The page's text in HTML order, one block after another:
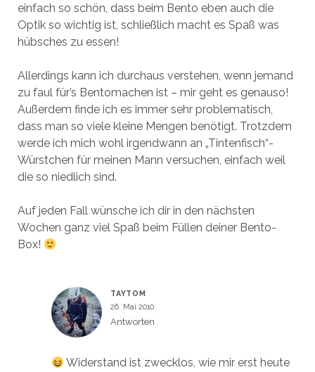
einfach so schön, dass beim Bento eben auch die
Optik so wichtig ist, schließlich macht es Spaß was
hübsches zu essen!
Allerdings kann ich durchaus verstehen, wenn jemand
zu faul für’s Bentomachen ist – mir geht es genauso!
Außerdem finde ich es immer sehr problematisch,
dass man so viele kleine Mengen benötigt. Trotzdem
werde ich mich wohl irgendwann an „Tintenfisch“-
Würstchen für meinen Mann versuchen, einfach weil
die so niedlich sind.
Auf jeden Fall wünsche ich dir in den nächsten
Wochen ganz viel Spaß beim Füllen deiner Bento-
Box!
TAYTOM
26. Mai 2010
Antworten
Widerstand ist zwecklos, wie mir erst heute